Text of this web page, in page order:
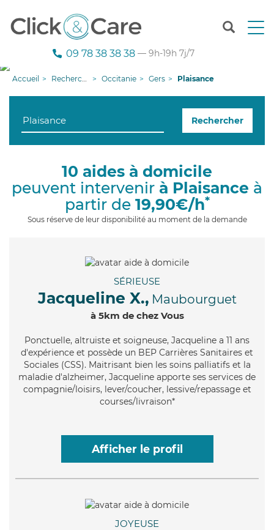
T
n
g
i
09 78 38 38 38 — 9h-19h 7j/7
Accueil Recherche aide à domicile Occitanie Gers Plaisance
Rechercher
10 aides à domicile
peuvent intervenir à Plaisance à
partir de 19,90€/h*
Sous réserve de leur disponibilité au moment de la demande
SÉRIEUSE
Jacqueline X., Maubourguet
à 5km de chez Vous
Ponctuelle, altruiste et soigneuse, Jacqueline a 11 ans
d'expérience et possède un BEP Carrières Sanitaires et
Sociales (CSS). Maitrisant bien les soins palliatifs et la
maladie d'alzheimer, Jacqueline apporte ses services de
compagnie/loisirs, lever/coucher, lessive/repassage et
courses/livraison*
Afficher le profil
JOYEUSE